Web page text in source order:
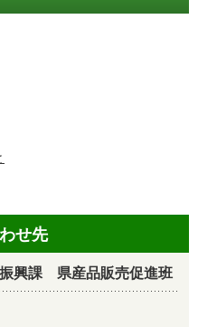
せ先
興課 県産品販売促進班